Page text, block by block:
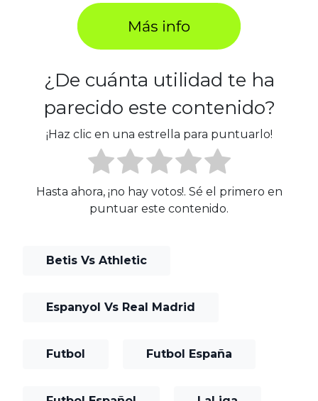
¿De cuánta utilidad te ha
parecido este contenido?
¡Haz clic en una estrella para puntuarlo!
Hasta ahora, ¡no hay votos!. Sé el primero en
puntuar este contenido.
Betis Vs Athletic
Espanyol Vs Real Madrid
Futbol Futbol España